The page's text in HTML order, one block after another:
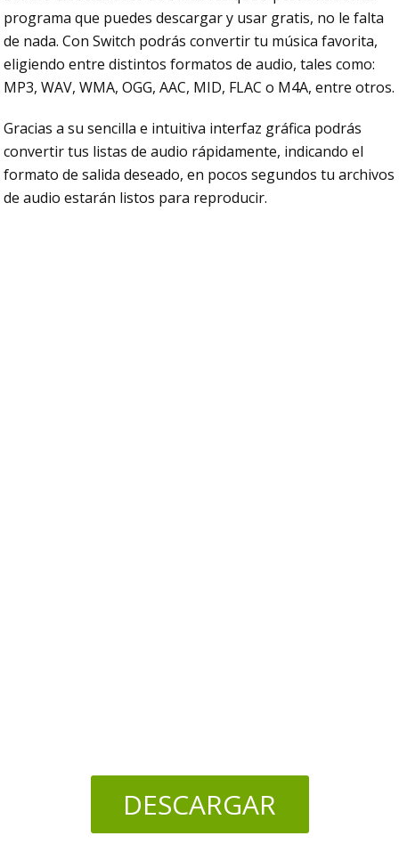
programa que puedes descargar y usar gratis, no le falta
de nada. Con Switch podrás convertir tu música favorita,
eligiendo entre distintos formatos de audio, tales como:
MP3, WAV, WMA, OGG, AAC, MID, FLAC o M4A, entre otros.
Gracias a su sencilla e intuitiva interfaz gráfica podrás
convertir tus listas de audio rápidamente, indicando el
formato de salida deseado, en pocos segundos tu archivos
de audio estarán listos para reproducir.
DESCARGAR